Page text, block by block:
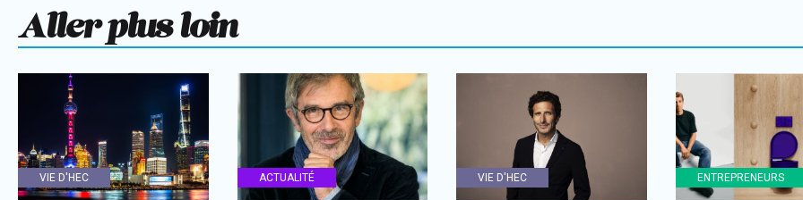
Aller plus loin
VIE D'HEC ACTUALITÉ VIE D'HEC ENTREPRENEURS